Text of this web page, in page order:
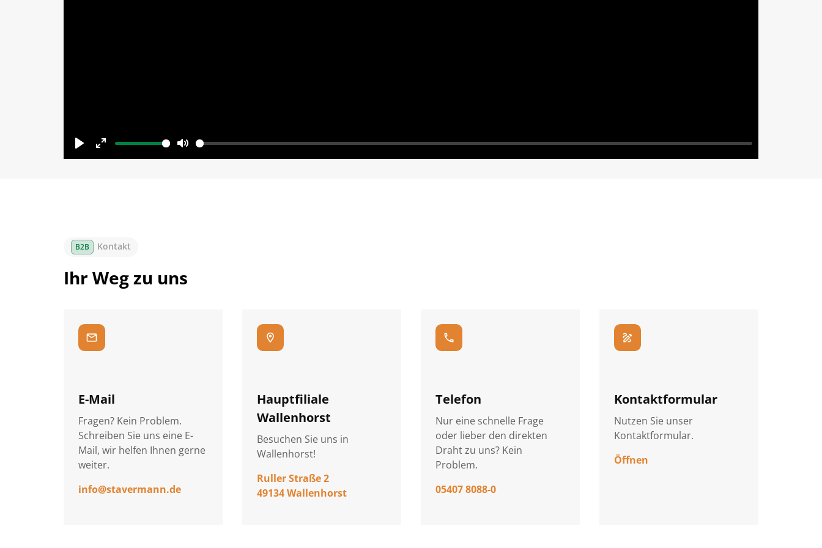
PlayEnter
Mute
Kontakt
Ihr Weg zu uns
mail
E-Mail
Fragen? Kein Problem.
Schreiben Sie uns eine E-
Mail, wir helfen Ihnen gerne
weiter.
info@stavermann.de
location_on
Hauptfiliale
Wallenhorst
Besuchen Sie uns in
Wallenhorst!
Ruller Straße 2
49134 Wallenhorst
call
Telefon
Nur eine schnelle Frage
oder lieber den direkten
Draht zu uns? Kein
Problem.
05407 8088-0
draw
Kontaktformular
Nutzen Sie unser
Kontaktformular.
Öffnen